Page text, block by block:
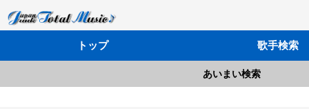
トップ 歌手検索
あいまい検索